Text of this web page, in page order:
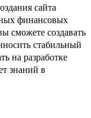
сайта
финансовых
сможете создавать
стабильный
на разработке
знаний в